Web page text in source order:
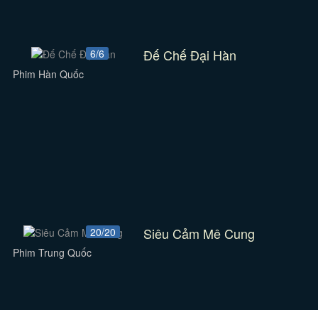
6/6 Đế Chế Đại Hàn
Phim Hàn Quốc
20/20 Siêu Cảm Mê Cung
Phim Trung Quốc